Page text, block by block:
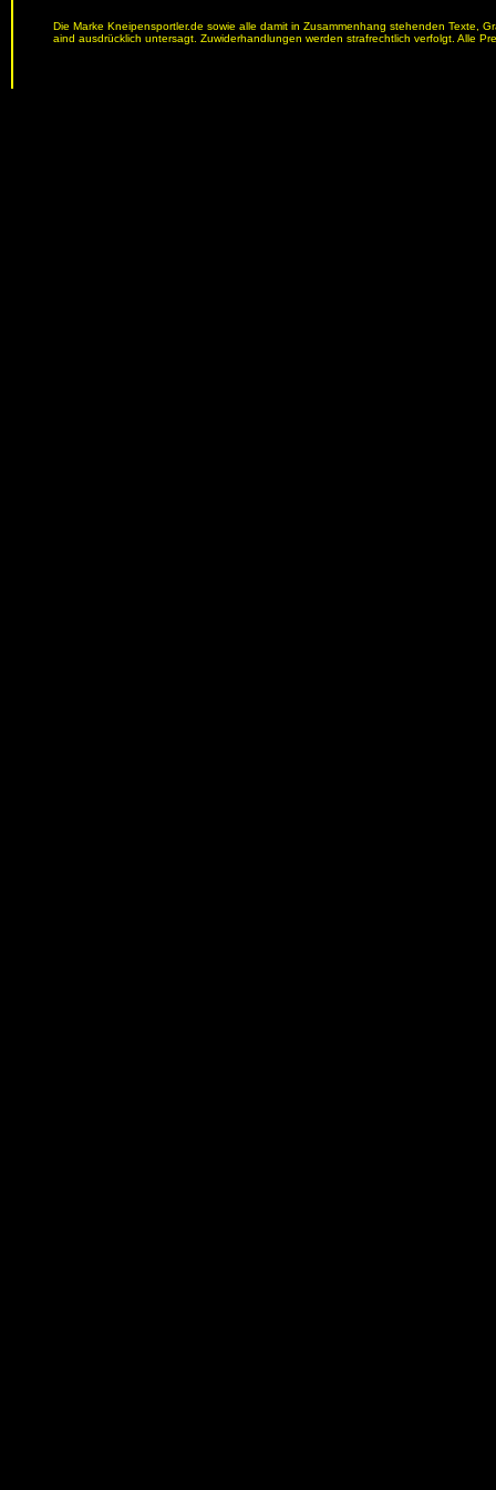
Die Marke Kneipensportler.de sowie alle damit in Zusammenhang stehenden Texte,
aind ausdrücklich untersagt. Zuwiderhandlungen werden strafrechtlich verfolgt. Alle